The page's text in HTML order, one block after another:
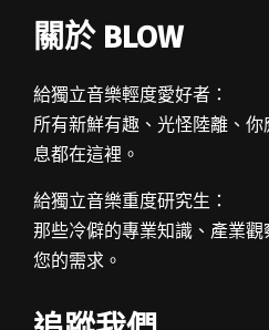
關於 BLOW
給獨立音樂輕度愛好者：
所有新鮮有趣、光怪陸離、
息都在這裡。
給獨立音樂重度研究生：
那些冷僻的專業知識、產業
您的需求。